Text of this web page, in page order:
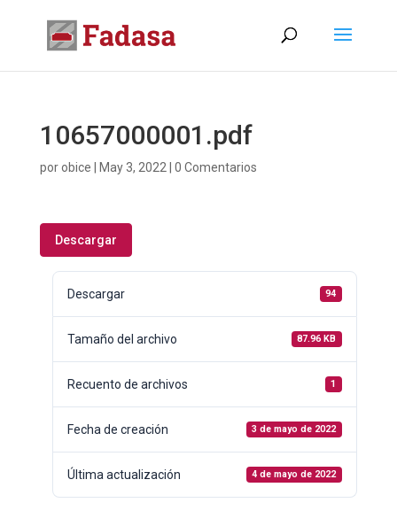
10657000001.pdf
porobice May 3, 2022 0 Comentarios
Descargar
Descargar 94
Tamaño del archivo 87.96 KB
Recuento de archivos 1
Fecha de creación 3 de mayo de 2022
Última actualización 4 de mayo de 2022